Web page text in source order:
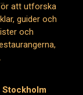
att utforska
guider och
och
Stockholm